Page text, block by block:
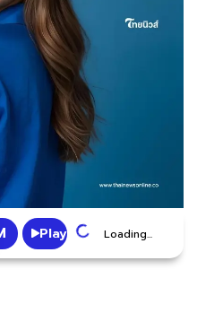
Play Loading...